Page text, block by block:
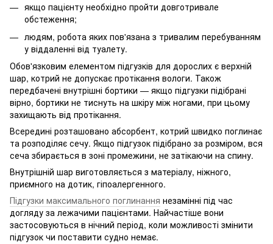
якщо пацієнту необхідно пройти довготривале
обстеження;
людям, робота яких пов'язана з тривалим перебуванням
у віддаленні від туалету.
Обов'язковим елементом підгузків для дорослих є верхній
шар, котрий не допускає протікання вологи. Також
передбачені внутрішні бортики — якщо підгузки підібрані
вірно, бортики не тиснуть на шкіру між ногами, при цьому
захищають від протікання.
Всередині розташовано абсорбент, котрий швидко поглинає
та розподіляє сечу. Якщо підгузок підібрано за розміром, вся
сеча збирається в зоні промежини, не затікаючи на спину.
Внутрішній шар виготовляється з матеріалу, ніжного,
приємного на дотик, гіпоалергенного.
Підгузки максимального поглинання незамінні під час
догляду за лежачими пацієнтами. Найчастіше вони
застосовуються в нічний період, коли можливості змінити
підгузок чи поставити судно немає.